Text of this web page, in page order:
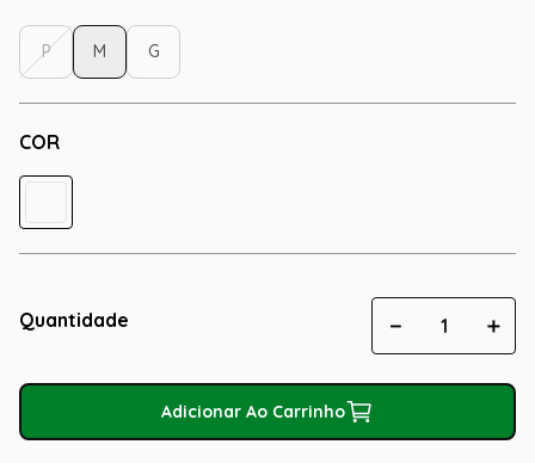
COR
P M G
Quantidade ＋
－
Adicionar Ao Carrinho